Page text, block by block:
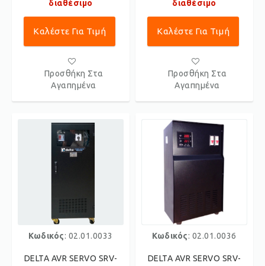
διαθέσιμο
Καλέστε Για Τιμή
Προσθήκη Στα
Αγαπημένα
Κωδικός: 02.01.0033
DELTA AVR SERVO SRV-
διαθέσιμο
Καλέστε Για Τιμή
Προσθήκη Στα
Αγαπημένα
Κωδικός: 02.01.0036
DELTA AVR SERVO SRV-